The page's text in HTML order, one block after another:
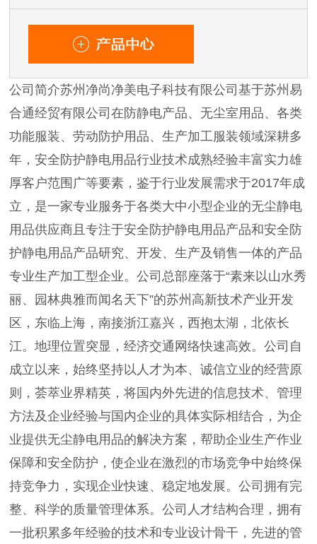
公司简介苏州净尚净美电子科技有限公司基于苏州易
合通经贸有限公司在防静电产品、无尘室用品、各类
功能服装、劳动防护用品、生产加工服装领域深耕多
年，安全防护静电用品行业技术成熟经验丰富实力雄
厚客户范围广等要素，鉴于行业发展需求于2017年成
立，是一家专业服务于各类大中小型企业的无尘静电
用品供应商且专注于安全防护静电用品产品和安全防
护静电用品产品研究、开发、生产及销售一体的产品
专业生产加工型企业。公司总部座落于“素来以山水秀
丽、园林典雅而闻名天下”的苏州高新技术产业开发
区，东临上海，南接浙江嘉兴，西抱太湖，北依长
江。地理位置突显，经济交通网络快速高效。公司自
成立以来，始终坚持以人才为本、诚信立业的经营原
则，荟萃业界精英，将国内外先进的信息技术、管理
方法及企业经验与国内企业的具体实际相结合，为企
业提供无尘静电用品的解决方案，帮助企业生产作业
保障和安全防护，使企业在激烈的市场竞争中始终保
持竞争力，实现企业快速、稳定地发展。公司拥有完
整、科学的质量管理体系。公司人才结构合理，拥有
一批积累多年经验的技术和专业设计骨干，先进的管